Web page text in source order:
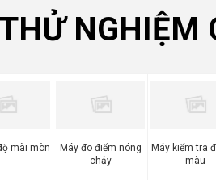
NGHIỆM
mài mòn
Máy đo điểm nóng
chảy
Máy kiểm tra
màu